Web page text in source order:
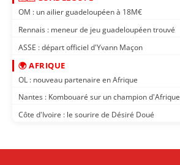
OM : un ailier guadeloupéen à 18M€
Rennais : meneur de jeu guadeloupéen trouvé
ASSE : départ officiel d'Yvann Maçon
🌍 AFRIQUE
OL : nouveau partenaire en Afrique
Nantes : Kombouaré sur un champion d'Afrique
Côte d'Ivoire : le sourire de Désiré Doué